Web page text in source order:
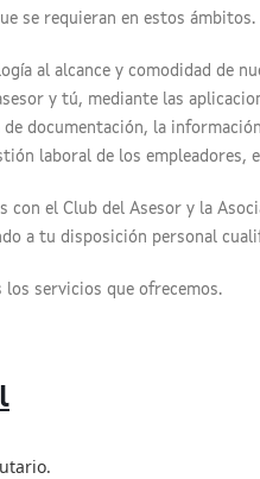
se requieran en estos ámbitos.
al alcance y comodidad de
y tú, mediante las
documentación, la
laboral de los empleadores,
con el Club del Asesor y la
a tu disposición personal
servicios que ofrecemos.